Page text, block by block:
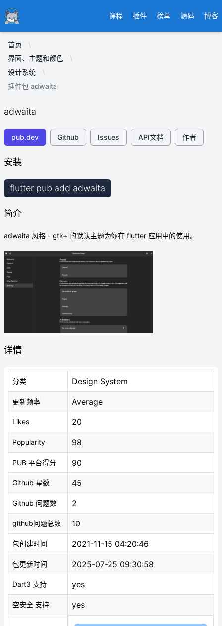
Ducafecat 课程 插件 榜单 源码 博客
首页
界面、主题和颜色
设计系统
插件包 adwaita
adwaita
pub.dev Github Issues API文档 作者
安装
flutter pub add adwaita
简介
adwaita 风格 - gtk+ 的默认主题为你在 flutter 应用中的使用。
详情
分类 Design System
更新频率 Average
Likes 20
Popularity 98
PUB 平台得分 90
Github 星数 45
Github 问题数 2
github问题总数 10
包创建时间 2021-11-15 04:20:46
包更新时间 2025-07-25 09:30:58
Dart3 支持 yes
空安全 支持 yes